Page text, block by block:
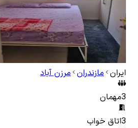
ایران مازندران مرزن آباد
3مهمان
3اتاق خواب